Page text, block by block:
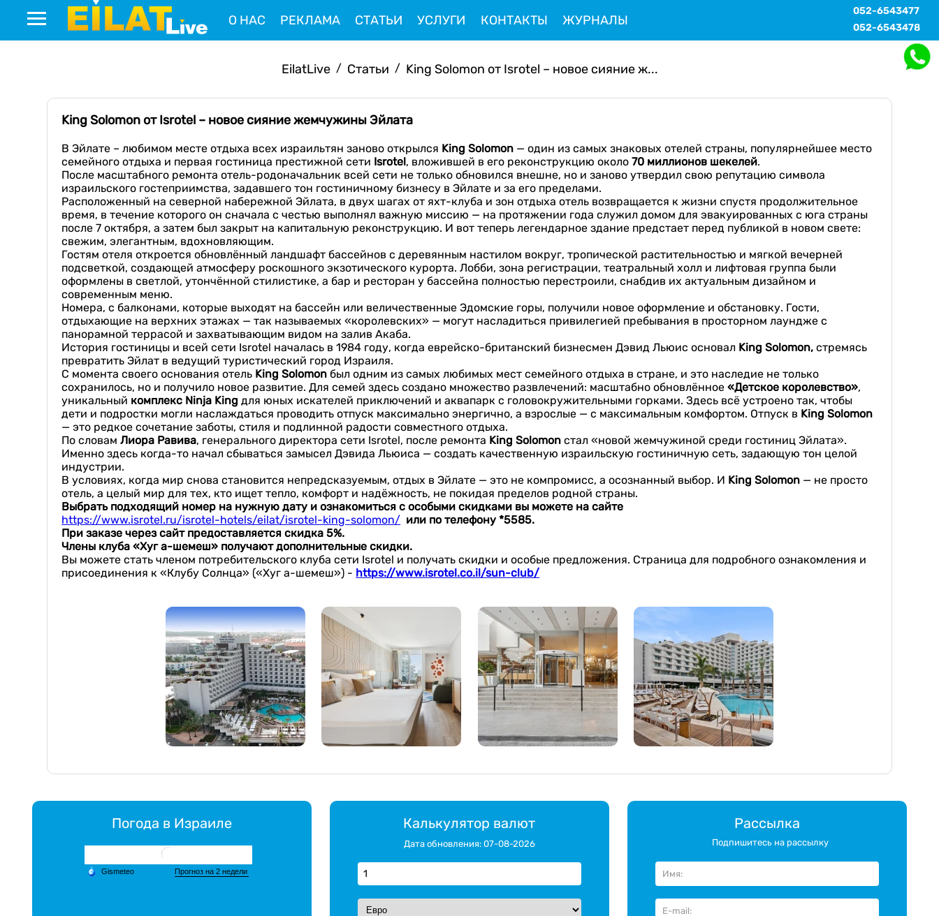
О НАС РЕКЛАМА СТАТЬИ УСЛУГИ КОНТАКТЫ ЖУРНАЛЫ
052-6543477
052-6543478
EilatLive / Статьи / King Solomon от Isrotel – новое сияние ж...
King Solomon от Isrotel – новое сияние жемчужины Эйлата
В Эйлате – любимом месте отдыха всех израильтян заново открылся King Solomon — один из самых знаковых отелей страны, популярнейшее место
семейного отдыха и первая гостиница престижной сети Isrotel, вложившей в его реконструкцию около70 миллионов шекелей.
После масштабного ремонта отель-родоначальник всей сети не только обновился внешне, но и заново утвердил свою репутацию символа
израильского гостеприимства, задавшего тон гостиничному бизнесу в Эйлате и за его пределами.
Расположенный на северной набережной Эйлата, в двух шагах от яхт-клуба и зон отдыха отель возвращается к жизни спустя продолжительное
время, в течение которого он сначала с честью выполнял важную миссию — на протяжении года служил домом для эвакуированных с юга страны
после 7 октября, а затем был закрыт на капитальную реконструкцию. И вот теперь легендарное здание предстает перед публикой в новом свете:
свежим, элегантным, вдохновляющим.
Гостям отеля откроется обновлённый ландшафт бассейнов с деревянным настилом вокруг, тропической растительностью и мягкой вечерней
подсветкой, создающей атмосферу роскошного экзотического курорта. Лобби, зона регистрации, театральный холл и лифтовая группа были
оформлены в светлой, утончённой стилистике, а бар и ресторан у бассейна полностью перестроили, снабдив их актуальным дизайном и
современным меню.
Номера, с балконами, которые выходят на бассейн или величественные Эдомские горы, получили новое оформление и обстановку. Гости,
отдыхающие на верхних этажах — так называемых «королевских» — могут насладиться привилегией пребывания в просторном лаундже с
панорамной террасой и захватывающим видом на залив Акаба.
История гостиницы и всей сети Isrotel началась в 1984 году, когда еврейско-британский бизнесмен Дэвид Льюис основал King Solomon,стремясь
превратить Эйлат в ведущий туристический город Израиля.
С момента своего основания отель King Solomon был одним из самых любимых мест семейного отдыха в стране, и это наследие не только
сохранилось, но и получило новое развитие. Для семей здесь создано множество развлечений: масштабно обновлённое«Детское королевство»,
уникальный комплекс Ninja King для юных искателей приключений и аквапарк с головокружительными горками. Здесь всё устроено так, чтобы
дети и подростки могли наслаждаться проводить отпуск максимально энергично, а взрослые — с максимальным комфортом. Отпуск в King Solomon
— это редкое сочетание заботы, стиля и подлинной радости совместного отдыха.
По словамЛиора Равива, генерального директора сети Isrotel, после ремонта King Solomon стал «новой жемчужиной среди гостиниц Эйлата».
Именно здесь когда-то начал сбываться замысел Дэвида Льюиса — создать качественную израильскую гостиничную сеть, задающую тон целой
индустрии.
В условиях, когда мир снова становится непредсказуемым, отдых в Эйлате — это не компромисс, а осознанный выбор. И King Solomon — не просто
отель, а целый мир для тех, кто ищет тепло, комфорт и надёжность, не покидая пределов родной страны.
Выбрать подходящий номер на нужную дату и ознакомиться с особыми скидками вы можете на сайте
https://www.isrotel.ru/isrotel-hotels/eilat/isrotel-king-solomon/ или по телефону *5585.
При заказе через сайт предоставляется скидка 5%.
Члены клуба «Хуг а-шемеш» получают дополнительные скидки.
Вы можете стать членом потребительского клуба сети Isrotel и получать скидки и особые предложения. Страница для подробного ознакомления и
присоединения к «Клубу Солнца» («Хуг а-шемеш») - https://www.isrotel.co.il/sun-club/
Погода в Израиле Калькулятор валют
Дата обновления: 07-08-2026
Рассылка
Подпишитесь на рассылку